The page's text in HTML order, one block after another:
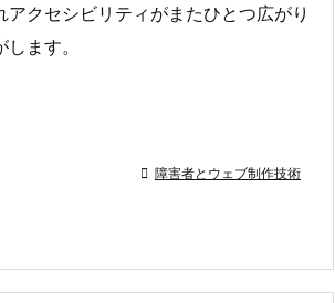
アクセシビリティがまたひとつ広がり
ます。
 障害者とウェブ制作技術